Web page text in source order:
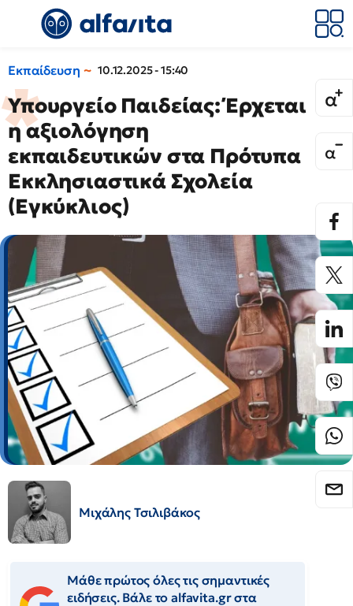
Εκπαίδευση 10.12.2025 - 15:40
Υπουργείο Παιδείας: Έρχεται
η αξιολόγηση
εκπαιδευτικών στα Πρότυπα
Εκκλησιαστικά Σχολεία
(Εγκύκλιος)
Μιχάλης Τσιλιβάκος
Μάθε πρώτος όλες τις σημαντικές
ειδήσεις. Βάλε το alfavita.gr στα